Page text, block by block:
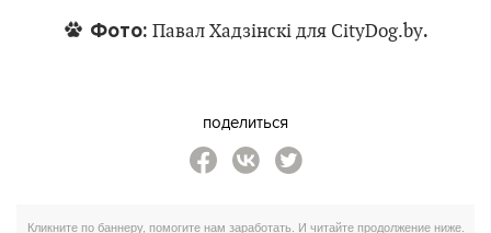
Фото: Павал Хадзінскі для CityDog.by.
поделиться